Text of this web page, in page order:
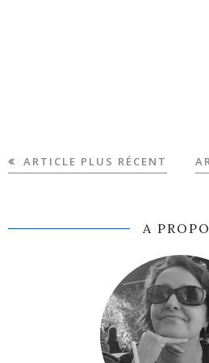
ARTICLE PLUS RÉCENT
A